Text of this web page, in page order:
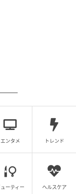
む
全話一覧を見る
エンタメ トレンド
ューティー ヘルスケア